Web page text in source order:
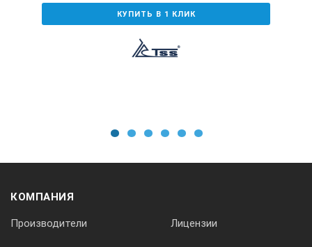
КУПИТЬ В 1 КЛИК
КОМПАНИЯ
Производители Лицензии